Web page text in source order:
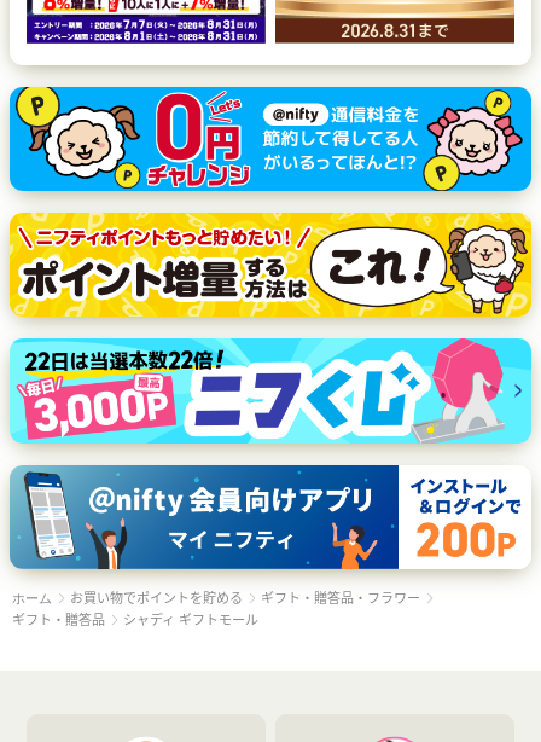
ホーム お買い物でポイントを貯める
ギフト・贈答品・フラワー
ギフト・贈答品
シャディ ギフトモール